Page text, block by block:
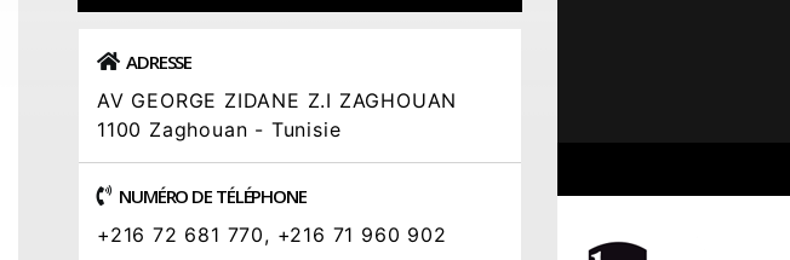
ADRESSE
AV GEORGE ZIDANE Z.I ZAGHOUAN
1100 Zaghouan - Tunisie
NUMÉRO DE TÉLÉPHONE
+216 72 681 770, +216 71 960 902